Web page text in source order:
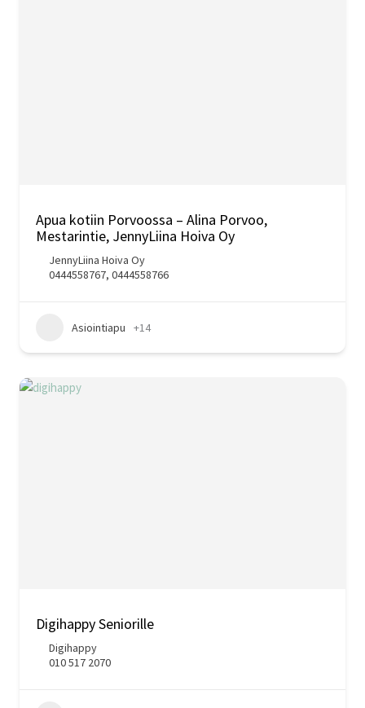
Apua kotiin Porvoossa – Alina Porvoo,
Mestarintie, JennyLiina Hoiva Oy
JennyLiina Hoiva Oy
0444558767, 0444558766
Asiointiapu +14
Digihappy Seniorille
Digihappy
010 517 2070